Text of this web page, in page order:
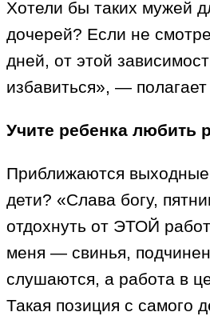
Хотели бы таких мужей
дочерей? Если не
дней, от этой
избавиться», —
Учите ребенка любить
Приближаются
дети? «Слава богу,
отдохнуть от ЭТОЙ
меня — свинья,
слушаются, а работа в
Такая позиция с самого